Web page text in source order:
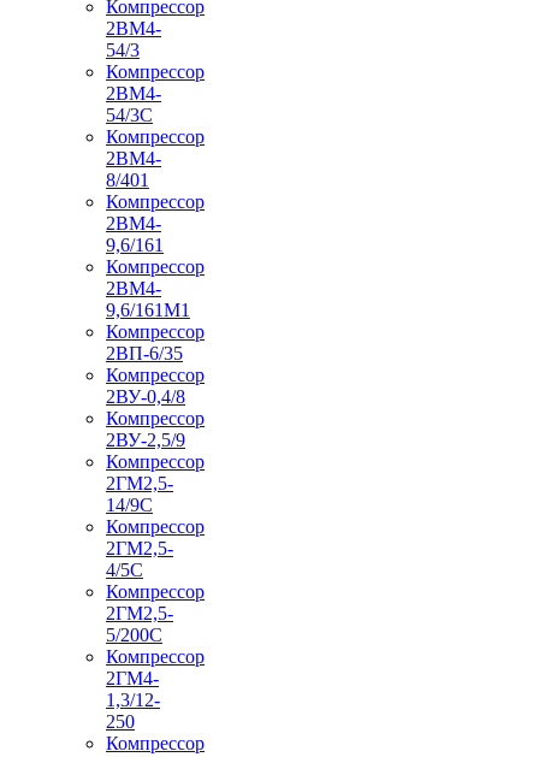
Компрессор
2ВМ4-
54/3
Компрессор
2ВМ4-
54/3С
Компрессор
2ВМ4-
8/401
Компрессор
2ВМ4-
9,6/161
Компрессор
2ВМ4-
9,6/161М1
Компрессор
2ВП-6/35
Компрессор
2ВУ-0,4/8
Компрессор
2ВУ-2,5/9
Компрессор
2ГМ2,5-
14/9С
Компрессор
2ГМ2,5-
4/5С
Компрессор
2ГМ2,5-
5/200С
Компрессор
2ГМ4-
1,3/12-
250
Компрессор